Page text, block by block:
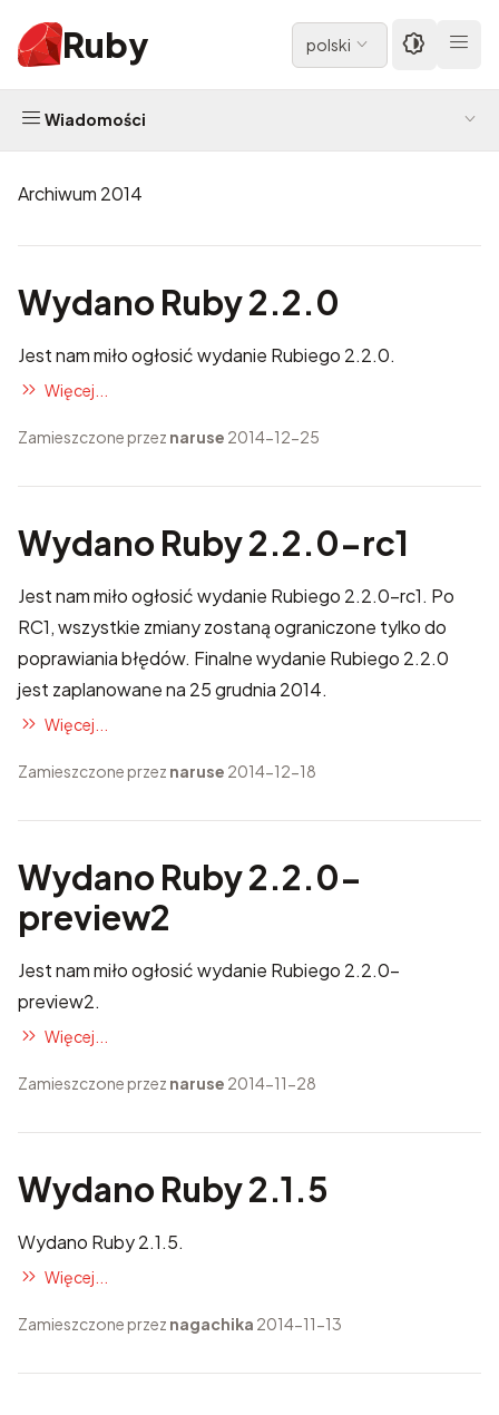
Ruby polski
Wiadomości
Archiwum 2014
Wydano Ruby 2.2.0
Jest nam miło ogłosić wydanie Rubiego 2.2.0.
Więcej...
Zamieszczone przez naruse 2014-12-25
Wydano Ruby 2.2.0-rc1
Jest nam miło ogłosić wydanie Rubiego 2.2.0-rc1. Po
RC1, wszystkie zmiany zostaną ograniczone tylko do
poprawiania błędów. Finalne wydanie Rubiego 2.2.0
jest zaplanowane na 25 grudnia 2014.
Więcej...
Zamieszczone przez naruse 2014-12-18
Wydano Ruby 2.2.0-
preview2
Jest nam miło ogłosić wydanie Rubiego 2.2.0-
preview2.
Więcej...
Zamieszczone przez naruse 2014-11-28
Wydano Ruby 2.1.5
Wydano Ruby 2.1.5.
Więcej...
Zamieszczone przez nagachika 2014-11-13